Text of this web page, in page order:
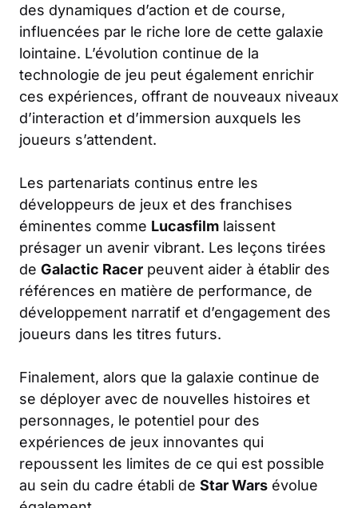
des dynamiques d’action et de course,
influencées par le riche lore de cette galaxie
lointaine. L’évolution continue de la
technologie de jeu peut également enrichir
ces expériences, offrant de nouveaux niveaux
d’interaction et d’immersion auxquels les
joueurs s’attendent.
Les partenariats continus entre les
développeurs de jeux et des franchises
éminentes comme Lucasfilm laissent
présager un avenir vibrant. Les leçons tirées
de Galactic Racer peuvent aider à établir des
références en matière de performance, de
développement narratif et d’engagement des
joueurs dans les titres futurs.
Finalement, alors que la galaxie continue de
se déployer avec de nouvelles histoires et
personnages, le potentiel pour des
expériences de jeux innovantes qui
repoussent les limites de ce qui est possible
au sein du cadre établi de Star Wars évolue